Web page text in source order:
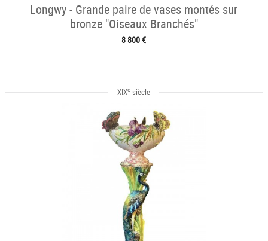
Longwy - Grande paire de vases montés sur
bronze "Oiseaux Branchés"
8 800 €
XIXe siècle